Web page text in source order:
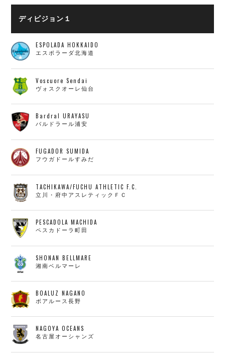
ディビジョン１
ESPOLADA HOKKAIDO
エスポラーダ北海道
Voscuore Sendai
ヴォスクオーレ仙台
Bardral URAYASU
バルドラール浦安
FUGADOR SUMIDA
フウガドールすみだ
TACHIKAWA/FUCHU ATHLETIC F.C.
立川・府中アスレティックＦＣ
PESCADOLA MACHIDA
ペスカドーラ町田
SHONAN BELLMARE
湘南ベルマーレ
BOALUZ NAGANO
ボアルース長野
NAGOYA OCEANS
名古屋オーシャンズ